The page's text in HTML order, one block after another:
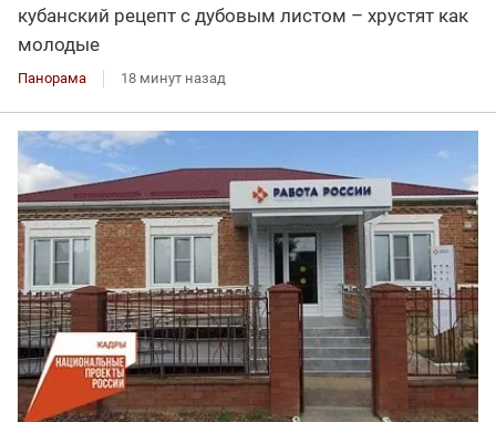
кубанский рецепт с дубовым листом – хрустят как
молодые
Панорама 18 минут назад